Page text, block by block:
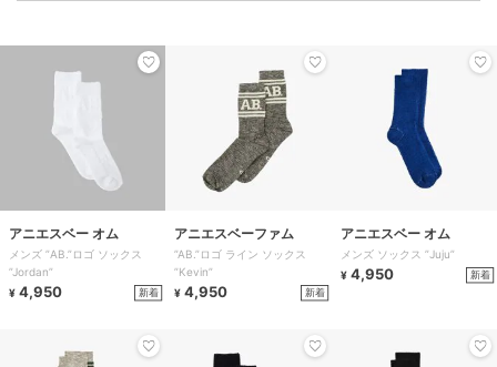
アニエスベー オム
メンズ ”AB.”ロゴ ソックス
”Jordan”
¥ 4,950 新着
アニエスベーファム
”AB.”ロゴ ライン ソックス
”Kevin”
¥ 4,950 新着
アニエスベー オム
メンズ ソックス ”Juju”
¥ 4,950 新着